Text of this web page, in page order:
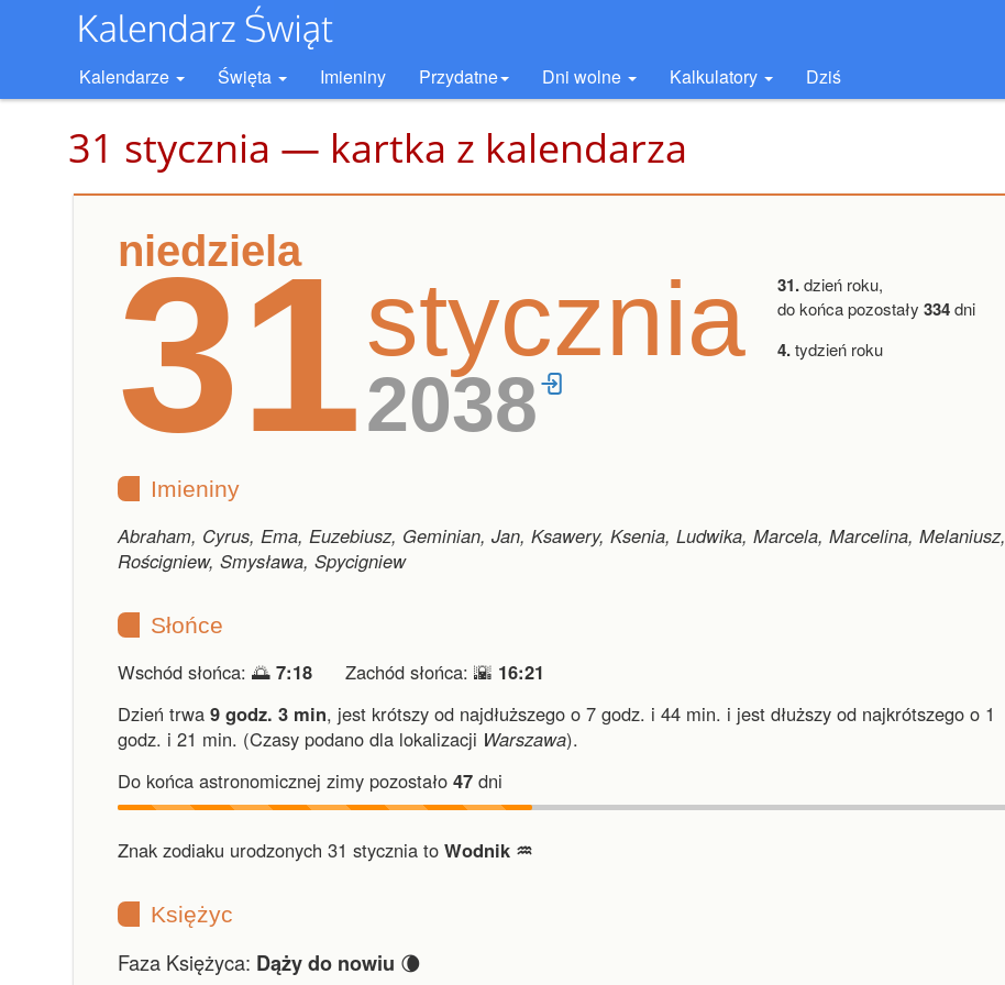
Kalendarze Święta Imieniny Przydatne Dni wolne Kalkulatory Dziś
31 stycznia — kartka z kalendarza
niedziela
31stycznia
2038
31.dzień roku,
do końca pozostały 334dni
4.tydzień roku
Imieniny
Abraham, Cyrus, Ema, Euzebiusz, Geminian, Jan, Ksawery, Ksenia, Ludwika, Marcela, Marcelina, Melaniusz,
Rościgniew, Smysława, Spycigniew
Słońce
Wschód słońca: 🌅 7:18 Zachód słońca: 🌇 16:21
Dzień trwa 9 godz. 3 min, jest krótszy od najdłuższego o 7 godz. i 44 min. i jest dłuższy od najkrótszego o 1
godz. i 21 min. (Czasy podano dla lokalizacji Warszawa).
Do końca astronomicznej zimy pozostało 47 dni
Znak zodiaku urodzonych 31 stycznia to Wodnik ♒︎
Księżyc
Faza Księżyca: Dąży do nowiu 🌘